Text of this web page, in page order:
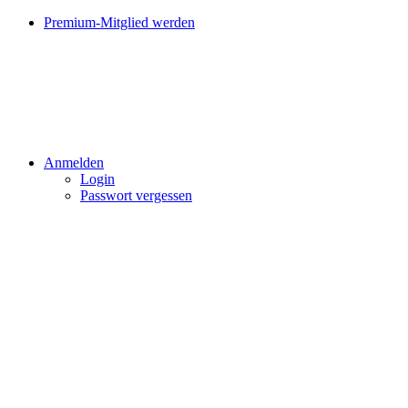
Premium-Mitglied werden
Anmelden
Login
Passwort vergessen